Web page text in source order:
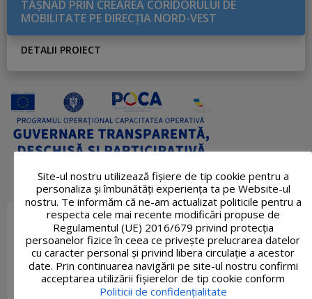
TĂŞNAD PRIN CREAREA CORIDORULUI DE
MOBILITATE PE DIRECŢIA NORD-VEST
DETALII PROIECT
Site-ul nostru utilizează fişiere de tip cookie pentru a
personaliza și îmbunătăți experiența ta pe Website-ul
nostru. Te informăm că ne-am actualizat politicile pentru a
respecta cele mai recente modificări propuse de
Regulamentul (UE) 2016/679 privind protecția
persoanelor fizice în ceea ce privește prelucrarea datelor
cu caracter personal și privind libera circulație a acestor
date. Prin continuarea navigării pe site-ul nostru confirmi
acceptarea utilizării fişierelor de tip cookie conform
Politicii de confidențialitate